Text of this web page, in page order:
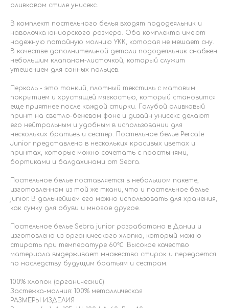
оливковом стиле унисекс.
В комплект постельного белья входят пододеяльник и
наволочка юниорского размера. Оба комплекта имеют
надежную потайную молнию YKK, которая не мешает сну.
В качестве дополнительной детали пододеяльник снабжен
небольшим клапаном-листочкой, который служит
утешением для сонных пальцев.
Перкаль - это тонкий, плотный текстиль с матовым
покрытием и хрустящей мягкостью, который становится
еще приятнее после каждой стирки. Голубой оливковый
принт на светло-бежевом фоне и дизайн унисекс делают
его нейтральным и удобным в использовании для
нескольких братьев и сестер. Постельное белье Percale
Junior представлено в нескольких красивых цветах и
принтах, которые можно сочетать с простынями,
бортиками и балдахинами от Sebra.
Постельное белье поставляется в небольшом пакете,
изготовленном из той же ткани, что и постельное белье
junior. В дальнейшем его можно использовать для хранения,
как сумку для обуви и многое другое.
Постельное белье Sebra junior разработано в Дании и
изготовлено из органического хлопка, который можно
стирать при температуре 60℃. Высокое качество
материала выдерживает множество стирок и передается
по наследству будущим братьям и сестрам.
100% хлопок (органический)
Застежка-молния: 100% металлическая
РАЗМЕРЫ ИЗДЕЛИЯ